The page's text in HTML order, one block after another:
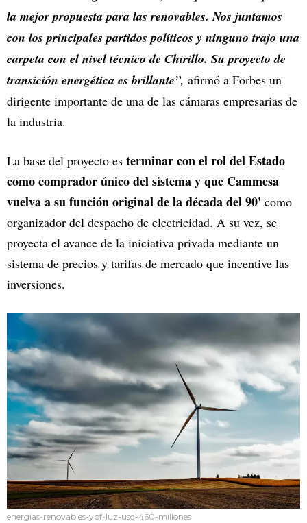
la mejor propuesta para las renovables. Nos juntamos
con los principales partidos políticos y ninguno trajo una
carpeta con el nivel técnico de Chirillo. Su proyecto de
transición energética es brillante”, afirmó a Forbes un
dirigente importante de una de las cámaras empresarias de
la industria.
La base del proyecto es terminar con el rol del Estado
como comprador único del sistema y que Cammesa
vuelva a su función original de la década del 90' como
organizador del despacho de electricidad. A su vez, se
proyecta el avance de la iniciativa privada mediante un
sistema de precios y tarifas de mercado que incentive las
inversiones.
energias-renovables-ypf-luz-usd-460-millones